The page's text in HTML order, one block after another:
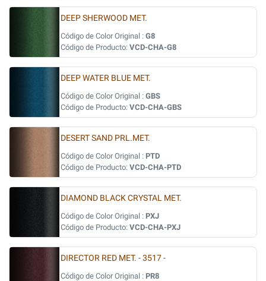
DEEP SHERWOOD MET.
Código de Color Original : G8
Código de Producto: VCD-CHA-G8
DEEP WATER BLUE MET.
Código de Color Original : GBS
Código de Producto: VCD-CHA-GBS
DESERT SAND PRL.MET.
Código de Color Original : PTD
Código de Producto: VCD-CHA-PTD
DIAMOND BLACK CRYSTAL MET.
Código de Color Original : PXJ
Código de Producto: VCD-CHA-PXJ
DIRECTOR RED MET. - 3517 -
Código de Color Original : PR8